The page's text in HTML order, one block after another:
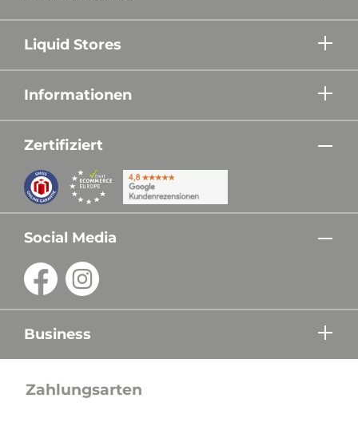
Liquid Stores
Informationen
Zertifiziert
Social Media
Business
Zahlungsarten